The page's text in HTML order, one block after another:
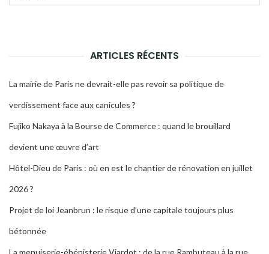
ARTICLES RÉCENTS
La mairie de Paris ne devrait-elle pas revoir sa politique de
verdissement face aux canicules ?
Fujiko Nakaya à la Bourse de Commerce : quand le brouillard
devient une œuvre d’art
Hôtel-Dieu de Paris : où en est le chantier de rénovation en juillet
2026 ?
Projet de loi Jeanbrun : le risque d’une capitale toujours plus
bétonnée